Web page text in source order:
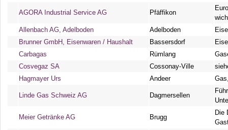
AGORA Industrial Service AG Pfäffikon
Allenbach AG, Adelboden
Adelboden
Brunner GmbH, Eisenwaren / Haushalt
Bassersdorf
Carbagas
Rümlang
Cosvegaz SA
Cossonay-Ville
Hagmayer Urs
Andeer
Linde Gas Schweiz AG Dagmersellen
Meier Getränke AG Brugg
Die